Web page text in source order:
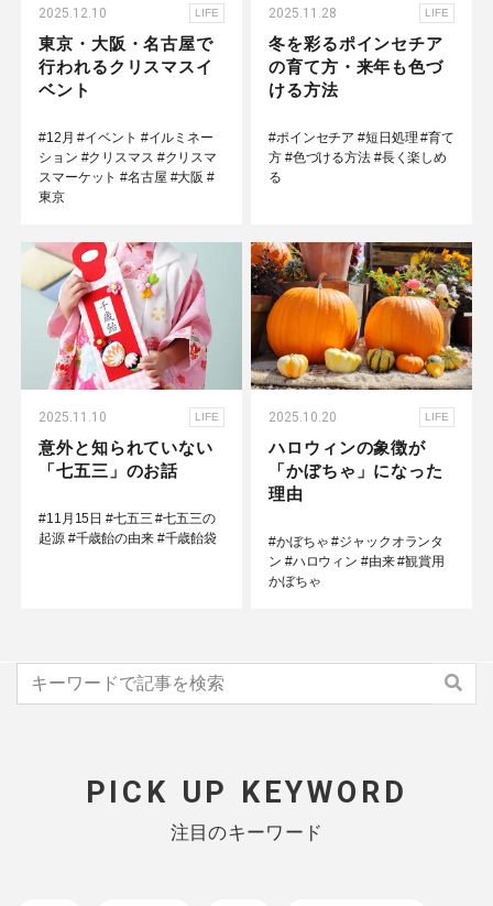
2025.12.10 LIFE
東京・大阪・名古屋で
行われるクリスマスイ
ベント
#12月 #イベント #イルミネー
ション #クリスマス #クリスマ
スマーケット #名古屋 #大阪 #
東京
2025.11.28 LIFE
冬を彩るポインセチア
の育て方・来年も色づ
ける方法
#ポインセチア #短日処理 #育て
方 #色づける方法 #長く楽しめ
る
2025.11.10 LIFE
意外と知られていない
「七五三」のお話
#11月15日 #七五三 #七五三の
起源 #千歳飴の由来 #千歳飴袋
2025.10.20 LIFE
ハロウィンの象徴が
「かぼちゃ」になった
理由
#かぼちゃ #ジャックオランタ
ン #ハロウィン #由来 #観賞用
かぼちゃ
PICK UP KEYWORD
注目のキーワード